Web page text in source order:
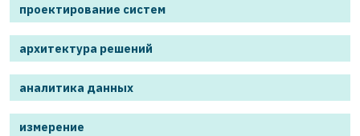
проектирование систем
архитектура решений
аналитика данных
измерение